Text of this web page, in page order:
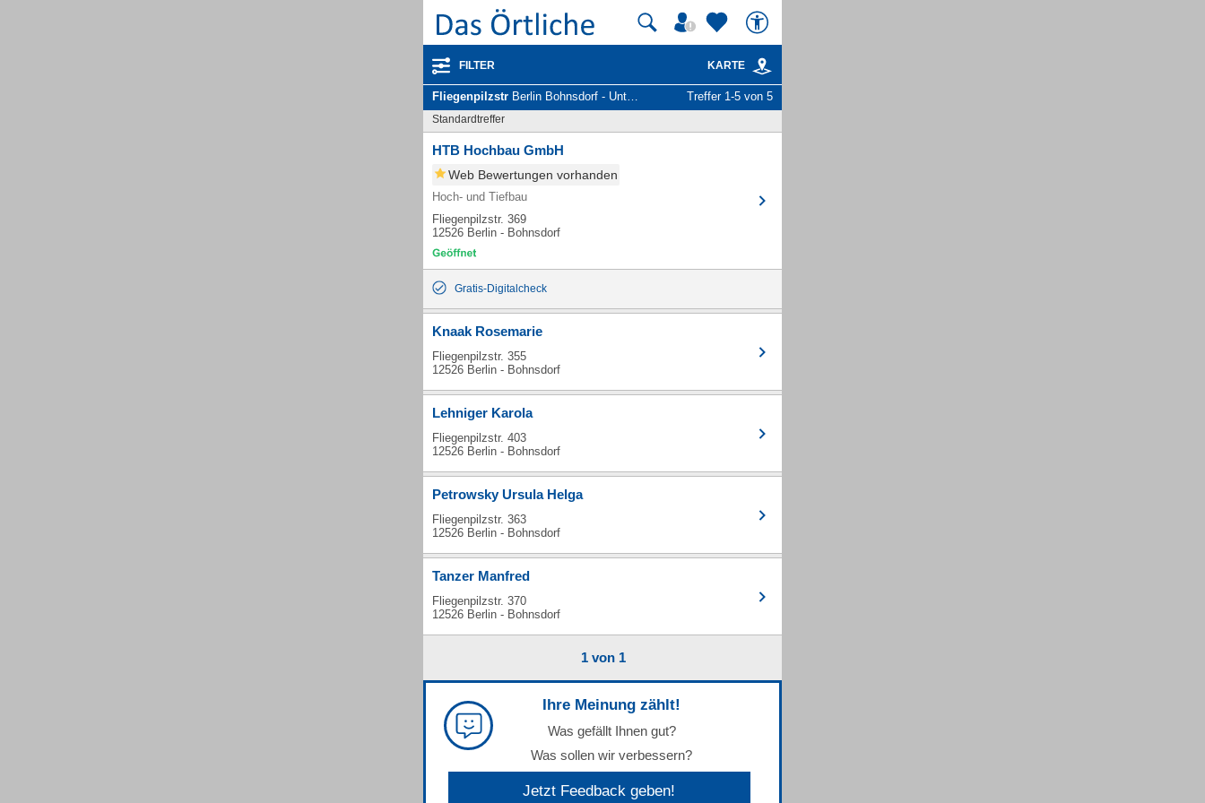
FILTER KARTE
Fliegenpilzstr Berlin Bohnsdorf - Unternehmen und Personen Treffer 1-5 von 5
Standardtreffer
HTB Hochbau GmbH
Web Bewertungen vorhanden
Hoch- und Tiefbau
Fliegenpilzstr. 369
12526 Berlin - Bohnsdorf
Gratis-Digitalcheck
Knaak Rosemarie
Fliegenpilzstr. 355
12526 Berlin - Bohnsdorf
Lehniger Karola
Fliegenpilzstr. 403
12526 Berlin - Bohnsdorf
Petrowsky Ursula Helga
Fliegenpilzstr. 363
12526 Berlin - Bohnsdorf
Tanzer Manfred
Fliegenpilzstr. 370
12526 Berlin - Bohnsdorf
1 von 1
Ihre Meinung zählt!
Was gefällt Ihnen gut?
Was sollen wir verbessern?
Jetzt Feedback geben!